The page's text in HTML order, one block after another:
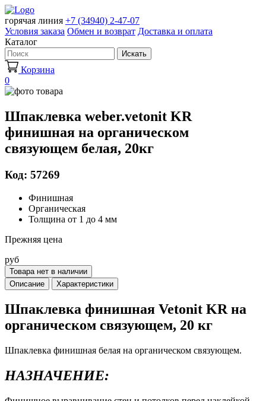
горячая линия +7 (34940) 2-47-07
Условия заказа Обмен и возврат Доставка и оплата
Каталог
Искать
Корзина
0
Шпаклевка weber.vetonit KR
финишная на органическом
связующем белая, 20кг
Код: 57269
Финишная
Органическая
Толщина от 1 до 4 мм
Прежняя цена
руб
Товара нет в наличии
Описание
Характеристики
Шпаклевка финишная Vetonit KR на
органическом связующем, 20 кг
Шпаклевка финишная белая на органическом связующем.
НАЗНАЧЕНИЕ: